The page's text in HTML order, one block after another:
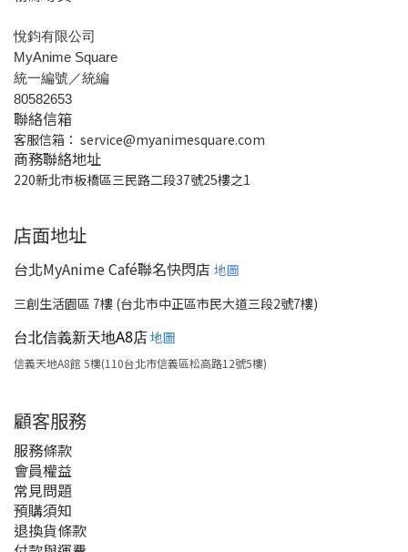
悅鈞有限公司
MyAnime Square
統一編號／統編
80582653
聯絡信箱
客服信箱： service@myanimesquare.com
商務聯絡地址
220新北市板橋區三民路二段37號25樓之1
店面地址
台北MyAnime Café聯名快閃店 地圖
三創生活園區 7樓 (台北市中正區市民大道三段2號7樓)
台北信義新天地A8店地圖
信義天地A8館 5樓(110台北市信義區松高路12號5樓)
顧客服務
服務條款
會員權益
常見問題
預購須知
退換貨條款